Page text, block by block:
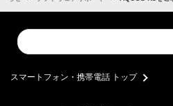
Conduct
a
スマートフォン・携帯電話 トップ